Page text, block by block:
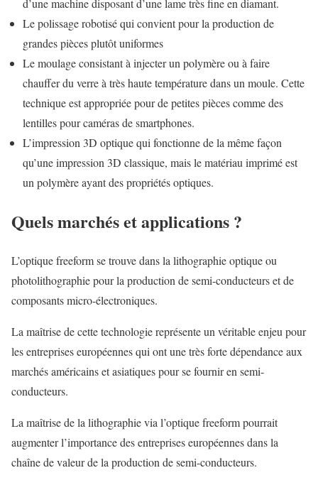
d’une machine disposant d’une lame très fine en diamant.
Le polissage robotisé qui convient pour la production de
grandes pièces plutôt uniformes
Le moulage consistant à injecter un polymère ou à faire
chauffer du verre à très haute température dans un moule. Cette
technique est appropriée pour de petites pièces comme des
lentilles pour caméras de smartphones.
L’impression 3D optique qui fonctionne de la même façon
qu’une impression 3D classique, mais le matériau imprimé est
un polymère ayant des propriétés optiques.
Quels marchés et applications ?
L’optique freeform se trouve dans la lithographie optique ou
photolithographie pour la production de semi-conducteurs et de
composants micro-électroniques.
La maîtrise de cette technologie représente un véritable enjeu pour
les entreprises européennes qui ont une très forte dépendance aux
marchés américains et asiatiques pour se fournir en semi-
conducteurs.
La maîtrise de la lithographie via l’optique freeform pourrait
augmenter l’importance des entreprises européennes dans la
chaîne de valeur de la production de semi-conducteurs.